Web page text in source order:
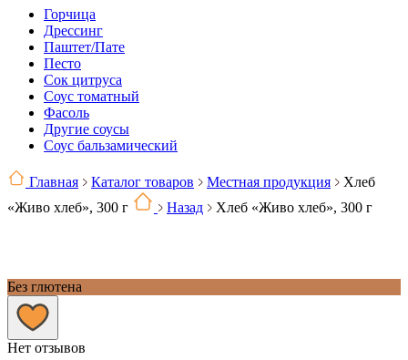
Горчица
Дрессинг
Паштет/Пате
Песто
Сок цитруса
Соус томатный
Фасоль
Другие соусы
Соус бальзамический
Главная Каталог товаров Местная продукция
Хлеб
«Живо хлеб», 300 г
Назад Хлеб «Живо хлеб», 300 г
Без глютена
Нет отзывов